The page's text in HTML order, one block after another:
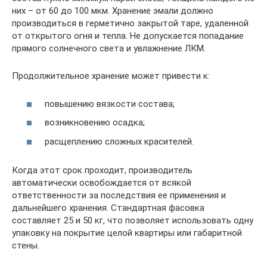
них – от 60 до 100 мкм. Хранение эмали должно
производиться в герметично закрытой таре, удаленной
от открытого огня и тепла. Не допускается попадание
прямого солнечного света и увлажнение ЛКМ.
Продолжительное хранение может привести к:
повышению вязкости состава;
возникновению осадка;
расщеплению сложных красителей.
Когда этот срок проходит, производитель
автоматически освобождается от всякой
ответственности за последствия ее применения и
дальнейшего хранения. Стандартная фасовка
составляет 25 и 50 кг, что позволяет использовать одну
упаковку на покрытие целой квартиры или габаритной
стены.